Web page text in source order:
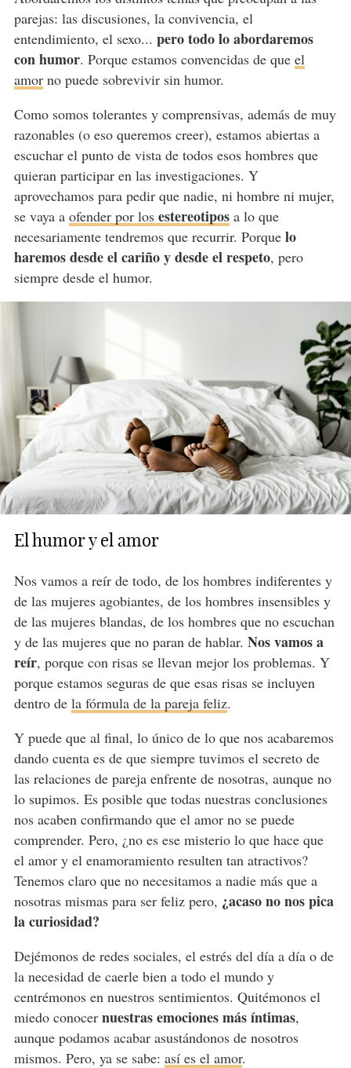
parejas: las discusiones, la convivencia, el
entendimiento, el sexo... pero todo lo abordaremos
con humor. Porque estamos convencidas de que el
amorno puede sobrevivir sin humor.
Como somos tolerantes y comprensivas, además de muy
razonables (o eso queremos creer), estamos abiertas a
escuchar el punto de vista de todos esos hombres que
quieran participar en las investigaciones. Y
aprovechamos para pedir que nadie, ni hombre ni mujer,
se vaya a ofender por los estereotiposa lo que
necesariamente tendremos que recurrir. Porquelo
haremos desde el cariño y desde el respeto, pero
siempre desde el humor.
El humor y el amor
Nos vamos a reír de todo, de los hombres indiferentes y
de las mujeres agobiantes, de los hombres insensibles y
de las mujeres blandas, de los hombres que no escuchan
y de las mujeres que no paran de hablar. Nos vamos a
reír, porque con risas se llevan mejor los problemas. Y
porque estamos seguras de que esas risas se incluyen
dentro de la fórmula de la pareja feliz.
Y puede que al final, lo único de lo que nos acabaremos
dando cuenta es de que siempre tuvimos el secreto de
las relaciones de pareja enfrente de nosotras, aunque no
lo supimos. Es posible que todas nuestras conclusiones
nos acaben confirmando que el amor no se puede
comprender. Pero, ¿no es ese misterio lo que hace que
el amor y el enamoramiento resulten tan atractivos?
Tenemos claro que no necesitamos a nadie más que a
nosotras mismas para ser feliz pero, ¿acaso no nos pica
la curiosidad?
Dejémonos de redes sociales, el estrés del día a día o de
la necesidad de caerle bien a todo el mundo y
centrémonos en nuestros sentimientos. Quitémonos el
miedo conocer nuestras emociones más íntimas,
aunque podamos acabar asustándonos de nosotros
mismos. Pero, ya se sabe: así es el amor.